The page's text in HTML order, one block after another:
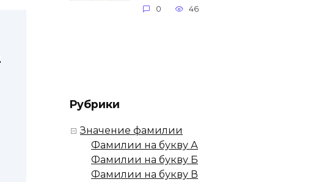
0 46
Рубрики
Значение фамилии
Фамилии на букву А
Фамилии на букву Б
Фамилии на букву В